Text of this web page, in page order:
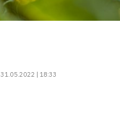
31.05.2022 | 18:33